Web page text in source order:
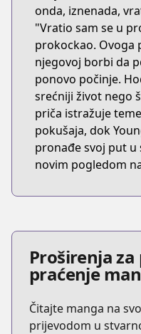
onda, iznenada,
"Vratio sam se u
prokockao. Ovoga
njegovoj borbi da
ponovo počinje.
srećniji život nego
priča istražuje
pokušaja, dok
pronađe svoj put u
novim pogledom
Proširenja
praćenje
Čitajte manga na
prijevodom u